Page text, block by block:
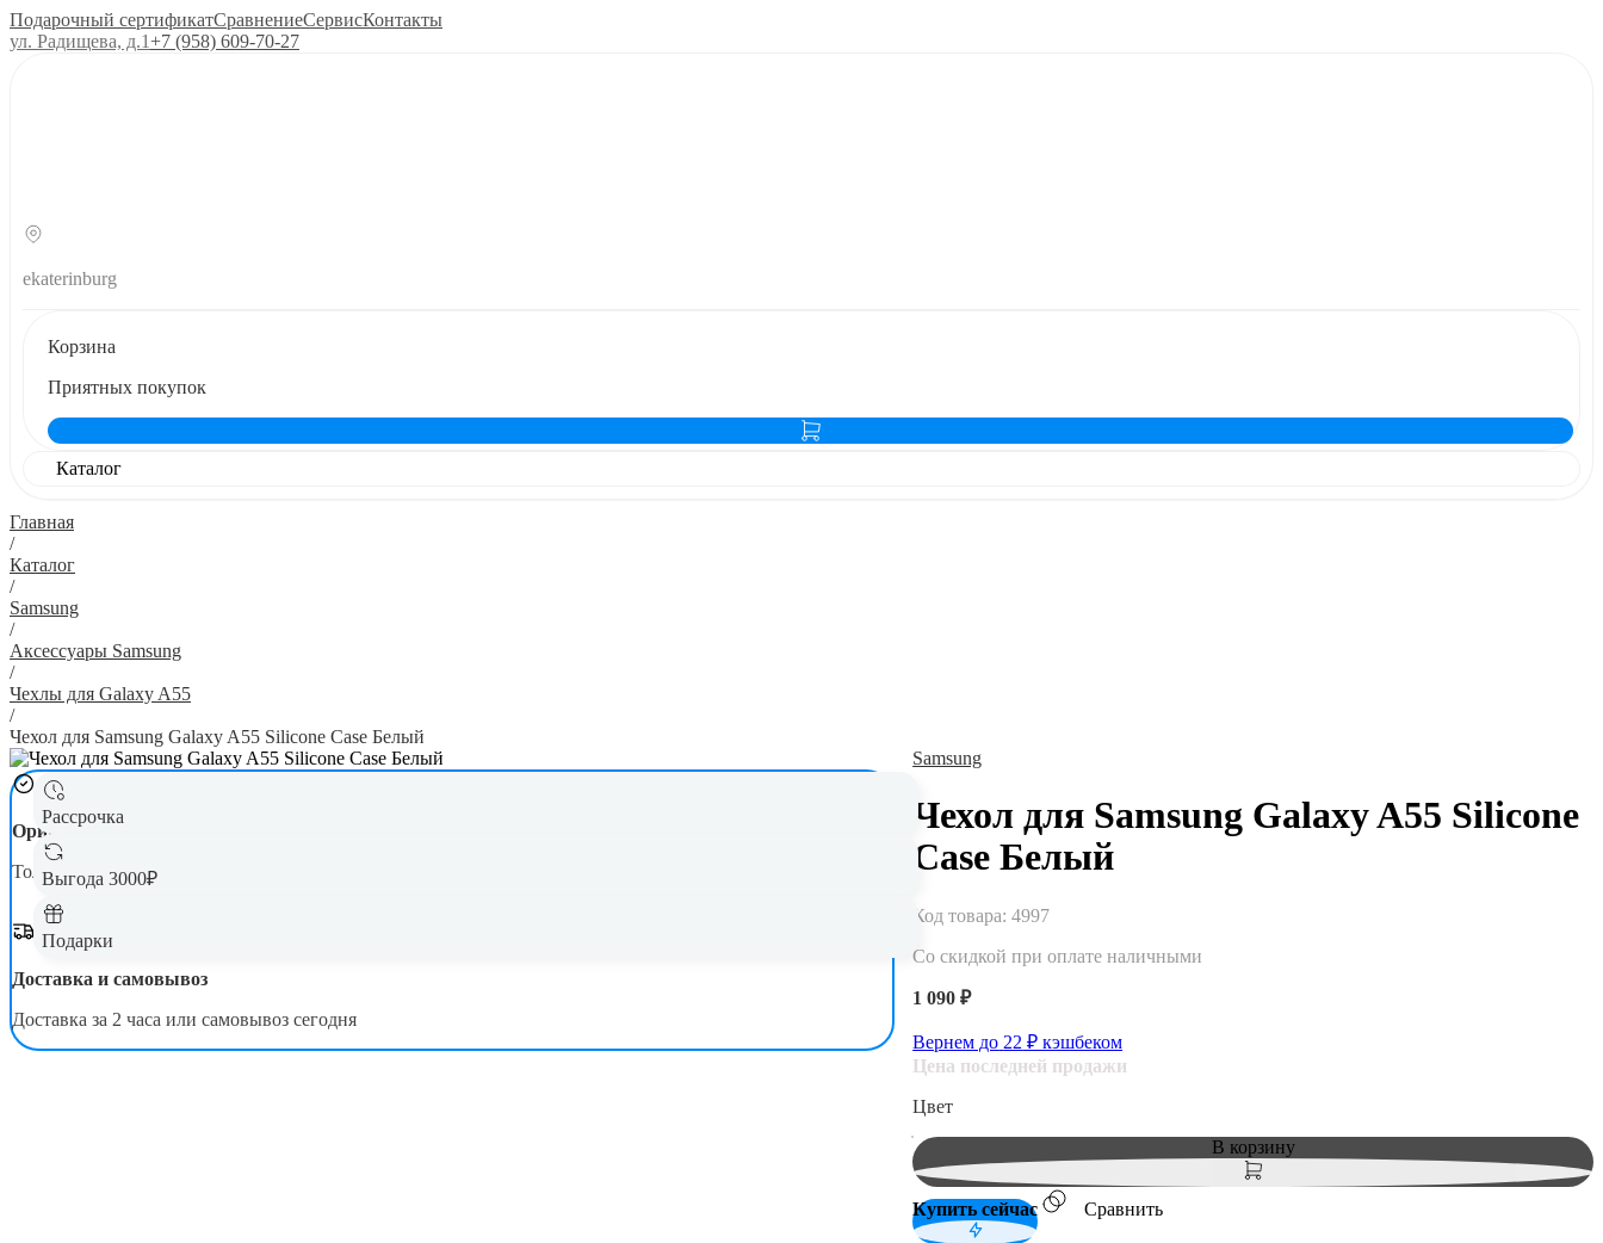
Подарочный сертификатСравнениеСервисКонтакты
ул. Радищева, д.1+7 (958) 609‑70‑27
ekaterinburg
Корзина
Приятных покупок
Каталог
Главная
/
Каталог
/
Samsung
/
Аксессуары Samsung
/
Чехлы для Galaxy A55
/
Чехол для Samsung Galaxy A55 Silicone Case Белый
Рассрочка
Выгода 3000₽
Подарки
Оригинал
Только новая, оригинальная техника
Доставка и самовывоз
Доставка за 2 часа или самовывоз сегодня
Samsung
Чехол для Samsung Galaxy A55 Silicone
Case Белый
Код товара:4997
Со скидкой при оплате наличными
1 090 ₽
Вернем до 22 ₽ кэшбеком
Цена последней продажи
Цвет
В корзину
Купить сейчас Сравнить